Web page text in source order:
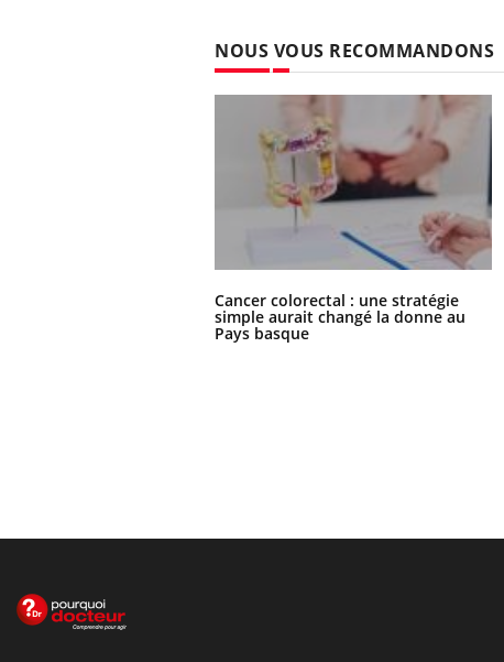
NOUS VOUS RECOMMANDONS
Cancer colorectal : une stratégie
simple aurait changé la donne au
Pays basque